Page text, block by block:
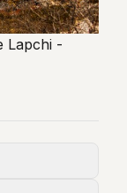
Lapchi -